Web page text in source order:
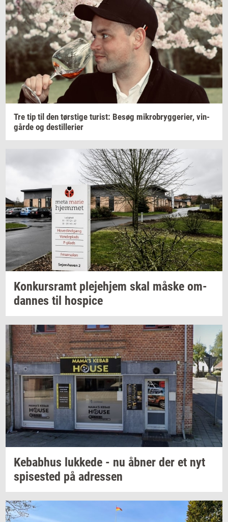
Tre tip til den tørsti­ge turist: Besøg mi­kro­bryg­ge­ri­er, vin­
går­de og destil­le­ri­er
Kon­kurs­ramt ple­je­hjem skal måske om­
dan­nes til ho­spi­ce
Ke­babhus luk­ke­de - nu åbner der et nyt
spi­se­sted på adres­sen